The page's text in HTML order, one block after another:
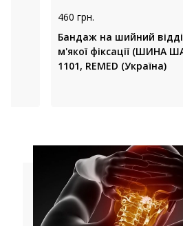
460 грн.
Бандаж на шийний
м'якої фіксації (ШИНА
1101, REMED (Україна)